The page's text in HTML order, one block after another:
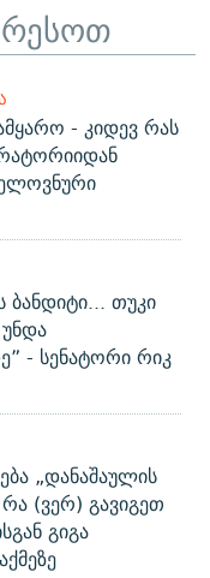
- კიდევ რას
ბანდიტი... თუკი
- სენატორი რიკ
„დანაშაულის
რა (ვერ) გავიგეთ
გიგა